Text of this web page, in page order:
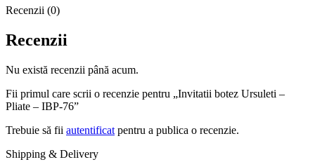
Recenzii (0)
Recenzii
Nu există recenzii până acum.
Fii primul care scrii o recenzie pentru „Invitatii botez Ursuleti –
Pliate – IBP-76”
Trebuie să fii autentificat pentru a publica o recenzie.
Shipping & Delivery